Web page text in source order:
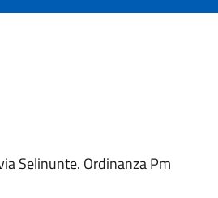
Selinunte. Ordinanza Pm